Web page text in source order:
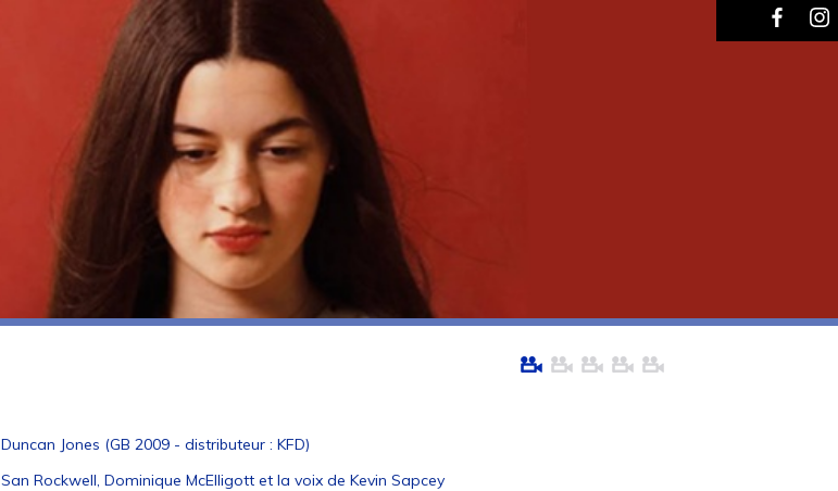
Duncan Jones (GB 2009 - distributeur : KFD)
San Rockwell, Dominique McElligott et la voix de Kevin Sapcey